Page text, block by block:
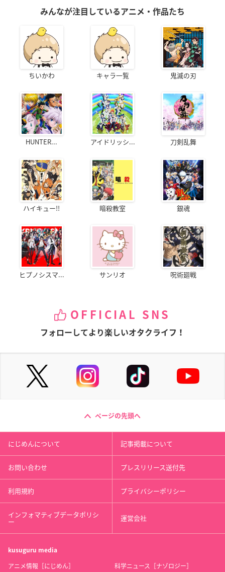
みんなが注目しているアニメ・作品たち
ちいかわ キャラ一覧 鬼滅の刃
HUNTER... アイドリッシ... 刀剣乱舞
ハイキュー!! 暗殺教室 銀魂
ヒプノシスマ... サンリオ 呪術廻戦
OFFICIAL SNS
フォローしてより楽しいオタクライフ！
ページの先頭へ
にじめんについて 記事掲載について
お問い合わせ プレスリリース送付先
利用規約 プライバシーポリシー
インフォマティブデータポリシ
ー 運営会社
kusuguru media
アニメ情報［にじめん］ 科学ニュース［ナゾロジー］